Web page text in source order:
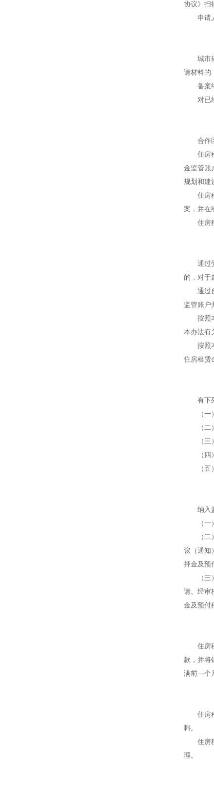
协议》扫
申请人
城市规
请材料的
备案结
对已经
合作区
住房租
金监管账
规划和建
住房租
案，并在
住房租
通过受
的，对于
通过自
监管账户
按照本
本办法有
按照本
住房租赁
有下列
（一）
（二）
（三）
（四）
（五）
纳入监
（一）
（二）
议（通知
押金及预
（三）
请。经审
金及预付
住房租
款，并将
满前一个
住房租
料。
住房租
理。